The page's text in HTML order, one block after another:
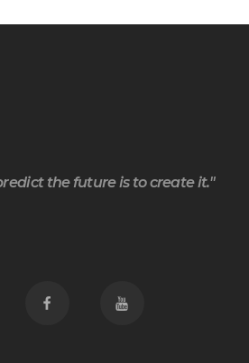
the future is to create it."